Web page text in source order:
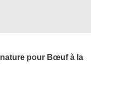
pour Bœuf à la